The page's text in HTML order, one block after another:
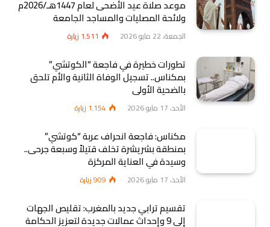
موعد صلاة عيد الأضحى لعام 1447هـ/2026م
ولائحة المصليات والمساجد الجامعة
الجمعة، 22 مايو 2026 1٬511 زيارة
تطورات خطيرة في فاجعة “الكوتشي”
بمكناس.. تسجيل الوفاة الثانية والأم تلحق
بالضحية الأولى
الأحد، 17 مايو 2026 1٬154 زيارة
مكناس: فاجعة انحراف عربة “كوتشي”
بمنطقة بشريشرة تخلف قتيلاً وسبعة جرحى..
وسيدة في العناية المركزة
الأحد، 17 مايو 2026 909زيارة
تقسيم ترابي جديد بالمغرب: تقليص الجهات
إلى 9 وإحداث عمالات جديدة لتعزيز الحكامة